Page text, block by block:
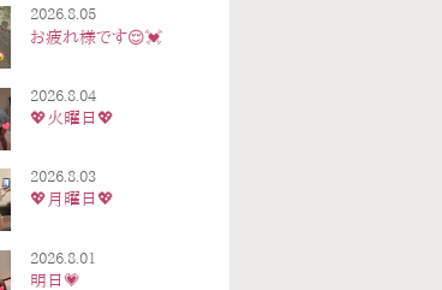
2026.8.05
お疲れ様です😌💓
2026.8.04
💖火曜日💖
2026.8.03
💖月曜日💖
2026.8.01
明日💗